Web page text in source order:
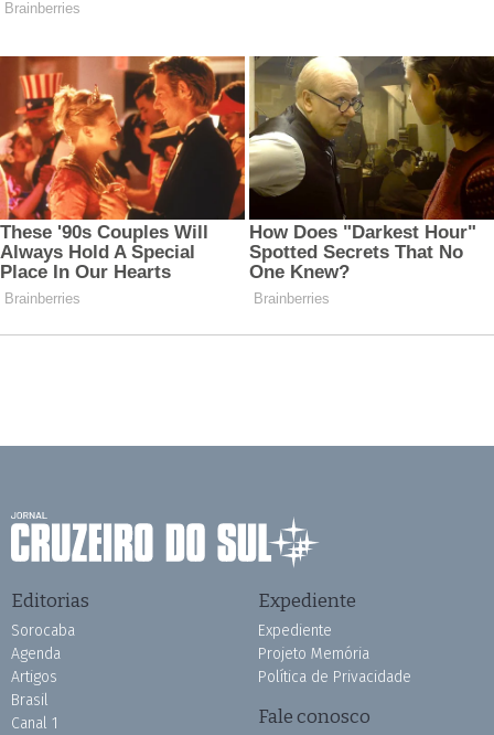
Editorias
Sorocaba
Agenda
Artigos
Brasil
Canal 1
Expediente
Expediente
Projeto Memória
Política de Privacidade
Fale conosco